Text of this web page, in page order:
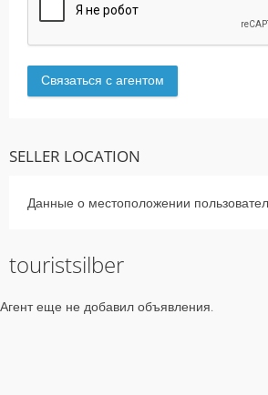
SELLER LOCATION
Данные о местоположении
touristsilber
Агент еще не добавил объявления.